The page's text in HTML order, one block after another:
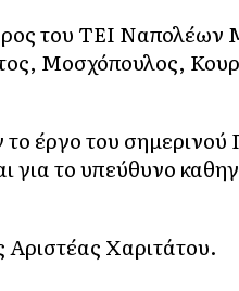
του ΤΕΙ Ναπολέων
Μοσχόπουλος,
το έργο του
για το υπεύθυνο
Αριστέας Χαριτάτου.